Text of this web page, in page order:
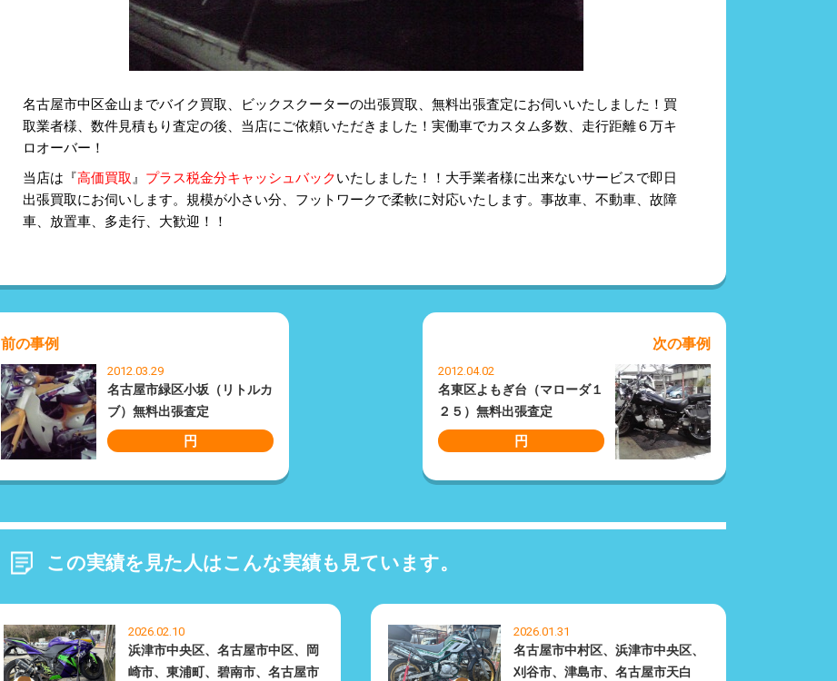
名古屋市中区金山までバイク買取、ビックスクーターの出張買取、無料出張査定にお伺いいたしました！買
取業者様、数件見積もり査定の後、当店にご依頼いただきました！実働車でカスタム多数、走行距離６万キ
ロオーバー！
当店は『高価買取 』 プラス税金分キャッシュバックいたしました！！大手業者様に出来ないサービスで即日
出張買取にお伺いします。規模が小さい分、フットワークで柔軟に対応いたします。事故車、不動車、故障
車、放置車、多走行、大歓迎！！
前の事例
2012.03.29
名古屋市緑区小坂（リトルカ
ブ）無料出張査定
円
次の事例
2012.04.02
名東区よもぎ台（マローダ１
２５）無料出張査定
円
この実績を見た人はこんな実績も見ています。
2026.02.10
浜津市中央区、名古屋市中区、岡
崎市、東浦町、碧南市、名古屋市
2026.01.31
名古屋市中村区、浜津市中央区、
刈谷市、津島市、名古屋市天白